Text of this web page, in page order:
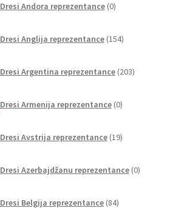
Dresi Andora reprezentance 0izdelkov
Dresi Anglija reprezentance 154izdelkov
Dresi Argentina reprezentance 203izdelki
Dresi Armenija reprezentance 0izdelkov
Dresi Avstrija reprezentance 19izdelkov
Dresi Azerbajdžanu reprezentance 0izdelkov
Dresi Belgija reprezentance 84izdelkov